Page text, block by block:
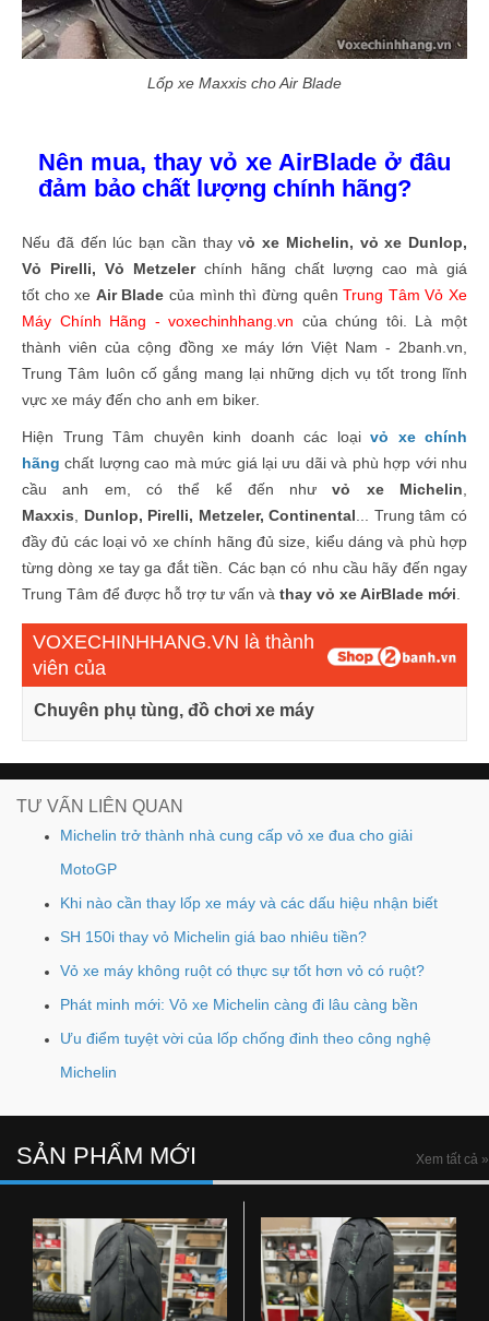
Lốp xe Maxxis cho Air Blade
Nên mua, thay vỏ xe AirBlade ở đâu
đảm bảo chất lượng chính hãng?
Nếu đã đến lúc bạn cần thay vỏ xe Michelin, vỏ xe Dunlop,
Vỏ Pirelli, Vỏ Metzelerchính hãng chất lượng cao mà giá
tốt cho xe Air Blade của mình thì đừng quênTrung Tâm Vỏ Xe
Máy Chính Hãng - voxechinhhang.vn của chúng tôi. Là một
thành viên của cộng đồng xe máy lớn Việt Nam - 2banh.vn,
Trung Tâm luôn cố gắng mang lại những dịch vụ tốt trong lĩnh
vực xe máy đến cho anh em biker.
Hiện Trung Tâm chuyên kinh doanh các loại vỏ xe chính
hãng chất lượng cao mà mức giá lại ưu dãi và phù hợp với nhu
cầu anh em, có thể kể đến nhưvỏ xe Michelin
Maxxis
Dunlop, Pirelli, Metzeler, Continental ... Trung tâm có
đầy đủ các loại vỏ xe chính hãng đủ size, kiểu dáng và phù hợp
từng dòng xe tay ga đắt tiền. Các bạn có nhu cầu hãy đến ngay
Trung Tâm để được hỗ trợ tư vấn và thay vỏ xe AirBlade mới
VOXECHINHHANG.VN là thành
viên của
Chuyên phụ tùng, đồ chơi xe máy
TƯ VẤN LIÊN QUAN
Michelin trở thành nhà cung cấp vỏ xe đua cho giải
MotoGP
Khi nào cần thay lốp xe máy và các dấu hiệu nhận biết
SH 150i thay vỏ Michelin giá bao nhiêu tiền?
Vỏ xe máy không ruột có thực sự tốt hơn vỏ có ruột?
Phát minh mới: Vỏ xe Michelin càng đi lâu càng bền
Ưu điểm tuyệt vời của lốp chống đinh theo công nghệ
Michelin
SẢN PHẨM MỚI Xem tất cả »